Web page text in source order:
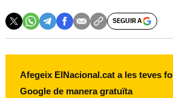
SEGUIR A
Afegeix ElNacional.cat a les teves
Google de manera gratuïta